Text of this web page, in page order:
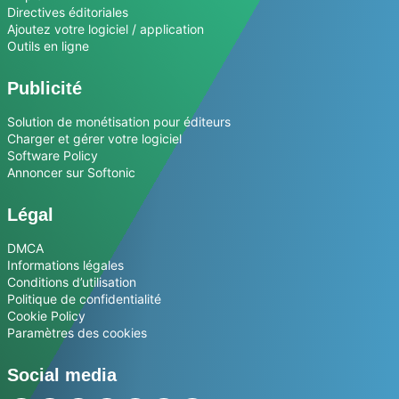
Directives éditoriales
Ajoutez votre logiciel / application
Outils en ligne
Publicité
Solution de monétisation pour éditeurs
Charger et gérer votre logiciel
Software Policy
Annoncer sur Softonic
Légal
DMCA
Informations légales
Conditions d’utilisation
Politique de confidentialité
Cookie Policy
Paramètres des cookies
Social media